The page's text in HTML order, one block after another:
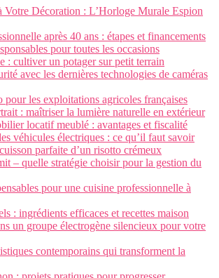
Votre Décoration : L’Horloge Murale Espion
après 40 ans : étapes et financements
pour toutes les occasions
: cultiver un potager sur petit terrain
avec les dernières technologies de caméras
les exploitations agricoles françaises
: maîtriser la lumière naturelle en extérieur
locatif meublé : avantages et fiscalité
véhicules électriques : ce qu’il faut savoir
parfaite d’un risotto crémeux
– quelle stratégie choisir pour la gestion du
pour une cuisine professionnelle à
: ingrédients efficaces et recettes maison
un groupe électrogène silencieux pour votre
contemporains qui transforment la